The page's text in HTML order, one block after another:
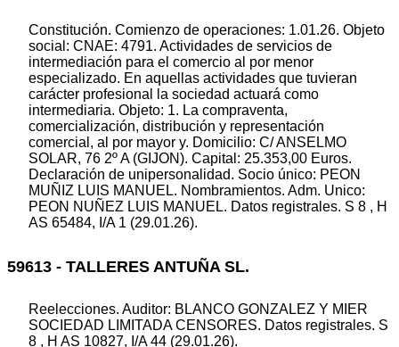
Constitución. Comienzo de operaciones: 1.01.26. Objeto
social: CNAE: 4791. Actividades de servicios de
intermediación para el comercio al por menor
especializado. En aquellas actividades que tuvieran
carácter profesional la sociedad actuará como
intermediaria. Objeto: 1. La compraventa,
comercialización, distribución y representación
comercial, al por mayor y. Domicilio: C/ ANSELMO
SOLAR, 76 2º A (GIJON). Capital: 25.353,00 Euros.
Declaración de unipersonalidad. Socio único: PEON
MUÑIZ LUIS MANUEL. Nombramientos. Adm. Unico:
PEON NUÑEZ LUIS MANUEL. Datos registrales. S 8 , H
AS 65484, I/A 1 (29.01.26).
59613 - TALLERES ANTUÑA SL.
Reelecciones. Auditor: BLANCO GONZALEZ Y MIER
SOCIEDAD LIMITADA CENSORES. Datos registrales. S
8 , H AS 10827, I/A 44 (29.01.26).